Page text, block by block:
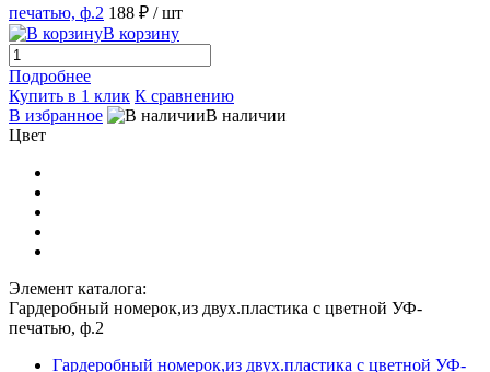
печатью, ф.2 188 ₽ / шт
В корзину
Подробнее
Купить в 1 клик К сравнению
В избранное
В наличии
Цвет
Элемент каталога:
Гардеробный номерок,из двух.пластика с цветной УФ-
печатью, ф.2
Гардеробный номерок,из двух.пластика с цветной УФ-